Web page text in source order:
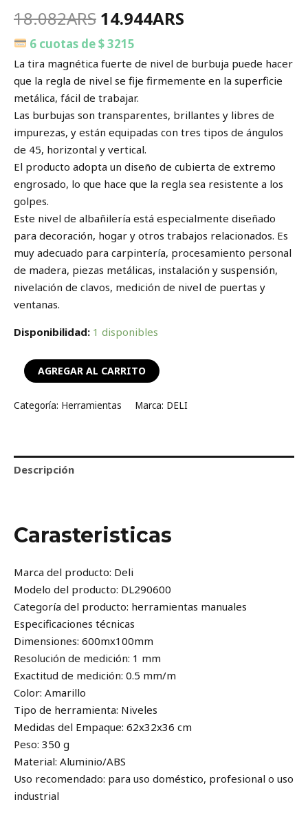
18.082ARS 14.944ARS
6 cuotas de $ 3215
La tira magnética fuerte de nivel de burbuja puede hacer
que la regla de nivel se fije firmemente en la superficie
metálica, fácil de trabajar.
Las burbujas son transparentes, brillantes y libres de
impurezas, y están equipadas con tres tipos de ángulos
de 45, horizontal y vertical.
El producto adopta un diseño de cubierta de extremo
engrosado, lo que hace que la regla sea resistente a los
golpes.
Este nivel de albañilería está especialmente diseñado
para decoración, hogar y otros trabajos relacionados. Es
muy adecuado para carpintería, procesamiento personal
de madera, piezas metálicas, instalación y suspensión,
nivelación de clavos, medición de nivel de puertas y
ventanas.
Disponibilidad: 1 disponibles
AGREGAR AL CARRITO
Categoría: Herramientas Marca: DELI
Descripción
Carasteristicas
Marca del producto: Deli
Modelo del producto: DL290600
Categoría del producto: herramientas manuales
Especificaciones técnicas
Dimensiones: 600mx100mm
Resolución de medición: 1 mm
Exactitud de medición: 0.5 mm/m
Color: Amarillo
Tipo de herramienta: Niveles
Medidas del Empaque: 62x32x36 cm
Peso: 350 g
Material: Aluminio/ABS
Uso recomendado: para uso doméstico, profesional o uso
industrial